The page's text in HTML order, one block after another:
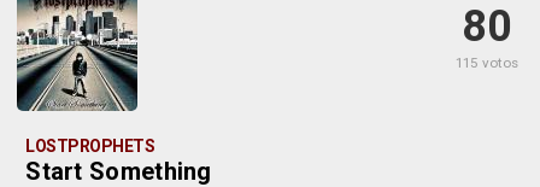
80
115 votos
LOSTPROPHETS
Start Something